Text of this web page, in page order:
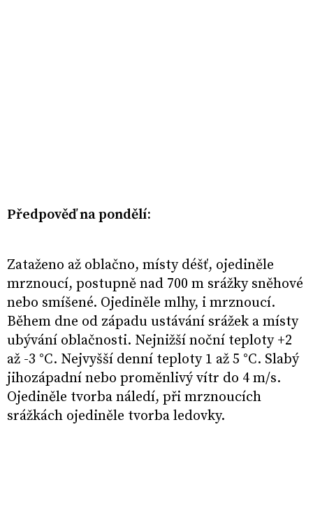
Předpověď na pondělí:
Zataženo až oblačno, místy déšť, ojediněle
mrznoucí, postupně nad 700 m srážky sněhové
nebo smíšené. Ojediněle mlhy, i mrznoucí.
Během dne od západu ustávání srážek a místy
ubývání oblačnosti. Nejnižší noční teploty +2
až -3 °C. Nejvyšší denní teploty 1 až 5 °C. Slabý
jihozápadní nebo proměnlivý vítr do 4 m/s.
Ojediněle tvorba náledí, při mrznoucích
srážkách ojediněle tvorba ledovky.